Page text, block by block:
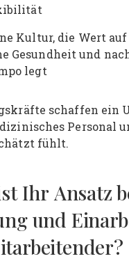
Kultur, die Wert auf
Gesundheit und
legt
schaffen ein
Personal
fühlt.
Ihr Ansatz
und